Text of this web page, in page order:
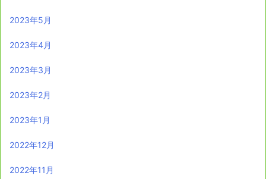
2023年5月
2023年4月
2023年3月
2023年2月
2023年1月
2022年12月
2022年11月